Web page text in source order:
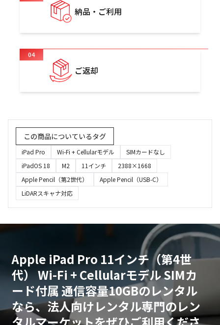
納品・ご利用
04
ご返却
この商品についているタグ
iPad Pro Wi-Fi + Cellularモデル
SIMカードなし
iPadOS 18
M2 11インチ
2388×1668
Apple Pencil（第2世代）
Apple Pencil（USB-C）
LiDARスキャナ対応
Apple iPad Pro 11インチ（第4世
代） Wi-Fi + Cellularモデル SIMカ
ード付属 通信容量10GBのレンタル
なら、法人向けレンタル専門のレン